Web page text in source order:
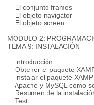
El conjunto frames
El objeto navigator
El objeto screen
MÓDULO 2:
TEMA 9: INSTALACIÓN
Introducción
Obtener el paquete
Instalar el paquete
Apache y MySQL como
Resumen de la
Test